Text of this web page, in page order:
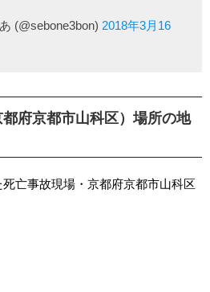
(@sebone3bon) 2018年3月16
府京都市山科区）場所の地
亡事故現場・京都府京都市山科区